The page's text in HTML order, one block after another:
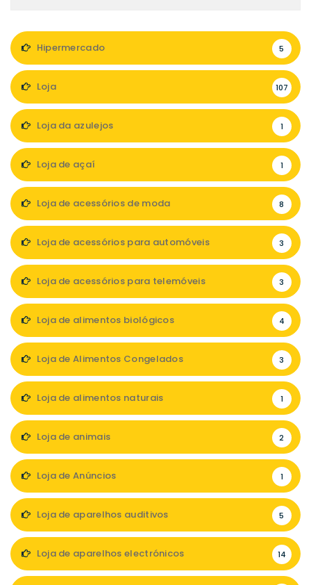
Hipermercado 5
Loja 107
Loja da azulejos 1
Loja de açaí 1
Loja de acessórios de moda 8
Loja de acessórios para automóveis 3
Loja de acessórios para telemóveis 3
Loja de alimentos biológicos 4
Loja de Alimentos Congelados 3
Loja de alimentos naturais 1
Loja de animais 2
Loja de Anúncios 1
Loja de aparelhos auditivos 5
Loja de aparelhos electrónicos 14